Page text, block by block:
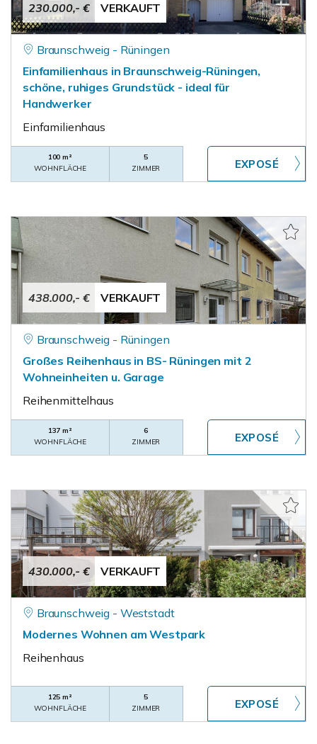
230.000,- € VERKAUFT
Braunschweig - Rüningen
Einfamilienhaus in Braunschweig-Rüningen,
schöne, ruhiges Grundstück - ideal für
Handwerker
Einfamilienhaus
100 m²
WOHNFLÄCHE
5
ZIMMER
438.000,- € VERKAUFT
Braunschweig - Rüningen
Großes Reihenhaus in BS- Rüningen mit 2
Wohneinheiten u. Garage
Reihenmittelhaus
137 m²
WOHNFLÄCHE
6
ZIMMER
430.000,- € VERKAUFT
Braunschweig - Weststadt
Modernes Wohnen am Westpark
Reihenhaus
125 m²
WOHNFLÄCHE
5
ZIMMER